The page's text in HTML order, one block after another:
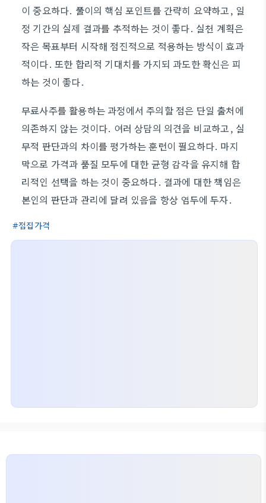
이 중요하다. 풀이의 핵심 포인트를 간략히 요약하고, 일
정 기간의 실제 결과를 추적하는 것이 좋다. 실천 계획은
작은 목표부터 시작해 점진적으로 적용하는 방식이 효과
적이다. 또한 합리적 기대치를 가지되 과도한 확신은 피
하는 것이 좋다.
무료사주를 활용하는 과정에서 주의할 점은 단일 출처에
의존하지 않는 것이다. 여러 상담의 의견을 비교하고, 실
무적 판단과의 차이를 평가하는 훈련이 필요하다. 마지
막으로 가격과 품질 모두에 대한 균형 감각을 유지해 합
리적인 선택을 하는 것이 중요하다. 결과에 대한 책임은
본인의 판단과 관리에 달려 있음을 항상 염두에 두자.
점집가격